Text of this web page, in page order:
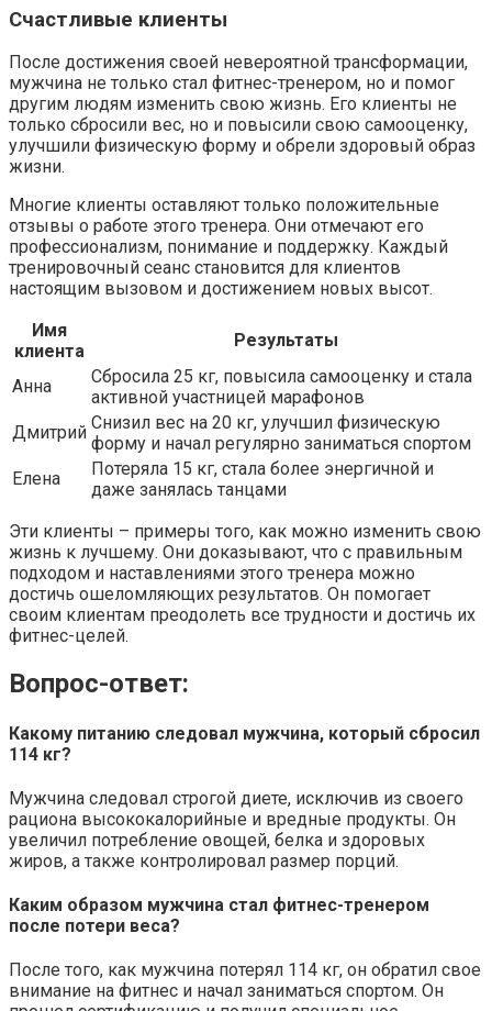
Счастливые клиенты
После достижения своей невероятной трансформации,
мужчина не только стал фитнес-тренером, но и помог
другим людям изменить свою жизнь. Его клиенты не
только сбросили вес, но и повысили свою самооценку,
улучшили физическую форму и обрели здоровый образ
жизни.
Многие клиенты оставляют только положительные
отзывы о работе этого тренера. Они отмечают его
профессионализм, понимание и поддержку. Каждый
тренировочный сеанс становится для клиентов
настоящим вызовом и достижением новых высот.
Имя
клиента
Результаты
Анна
Сбросила 25 кг, повысила самооценку и стала
активной участницей марафонов
Дмитрий Снизил вес на 20 кг, улучшил физическую
форму и начал регулярно заниматься спортом
Елена
Потеряла 15 кг, стала более энергичной и
даже занялась танцами
Эти клиенты – примеры того, как можно изменить свою
жизнь к лучшему. Они доказывают, что с правильным
подходом и наставлениями этого тренера можно
достичь ошеломляющих результатов. Он помогает
своим клиентам преодолеть все трудности и достичь их
фитнес-целей.
Вопрос-ответ:
Какому питанию следовал мужчина, который сбросил
114 кг?
Мужчина следовал строгой диете, исключив из своего
рациона высококалорийные и вредные продукты. Он
увеличил потребление овощей, белка и здоровых
жиров, а также контролировал размер порций.
Каким образом мужчина стал фитнес-тренером
после потери веса?
После того, как мужчина потерял 114 кг, он обратил свое
внимание на фитнес и начал заниматься спортом. Он